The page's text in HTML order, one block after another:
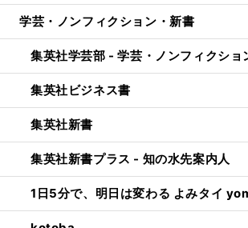
学芸・ノンフィクション・新書
集英社学芸部 - 学芸・ノンフィクショ
集英社ビジネス書
集英社新書
集英社新書プラス - 知の水先案内人
1日5分で、明日は変わる よみタイ